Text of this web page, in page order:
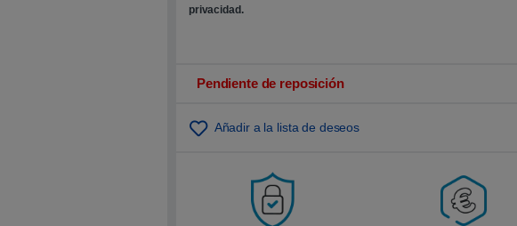
privacidad.
Pendiente de reposición
Añadir a la lista de deseos